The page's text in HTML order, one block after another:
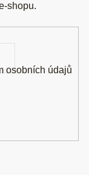
shopu.
osobních údajů